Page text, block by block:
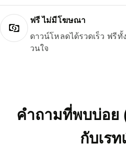
ฟรี ไม่มีโฆษณา
ดาวน์โหลดได้รวดเร็ว ฟรี
วนใจ
คำถามที่พบบ่อย
กับเรท